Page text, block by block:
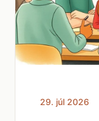
29. júl 2026